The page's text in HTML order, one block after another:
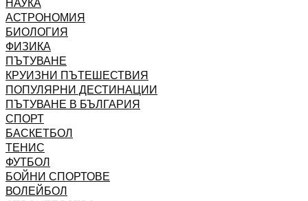
АСТРОНОМИЯ
БИОЛОГИЯ
ФИЗИКА
ПЪТУВАНЕ
КРУИЗНИ ПЪТЕШЕСТВИЯ
ПОПУЛЯРНИ ДЕСТИНАЦИИ
ПЪТУВАНЕ В БЪЛГАРИЯ
СПОРТ
БАСКЕТБОЛ
ТЕНИС
ФУТБОЛ
БОЙНИ СПОРТОВЕ
ВОЛЕЙБОЛ